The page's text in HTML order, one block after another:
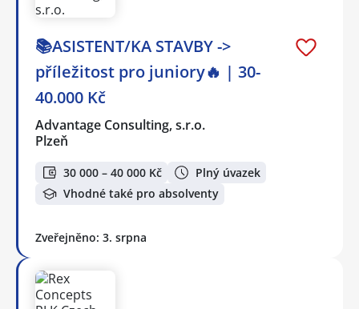
📚ASISTENT/KA STAVBY ->
příležitost pro juniory🔥 | 30-
40.000 Kč
Advantage Consulting, s.r.o.
Plzeň
30 000 – 40 000 Kč
Plný úvazek
Vhodné také pro absolventy
Zveřejněno: 3. srpna